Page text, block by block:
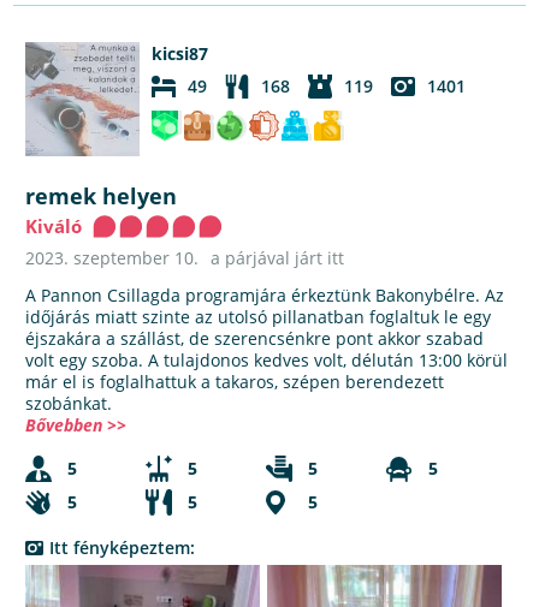
kicsi87
49
168 119 1401
remek helyen
Kiváló
2023. szeptember 10. a párjával járt itt
A Pannon Csillagda programjára érkeztünk Bakonybélre. Az
időjárás miatt szinte az utolsó pillanatban foglaltuk le egy
éjszakára a szállást, de szerencsénkre pont akkor szabad
volt egy szoba. A tulajdonos kedves volt, délután 13:00 körül
már el is foglalhattuk a takaros, szépen berendezett
szobánkat.
Bővebben >>
5
5 5
5
5
5
5
Itt fényképeztem: